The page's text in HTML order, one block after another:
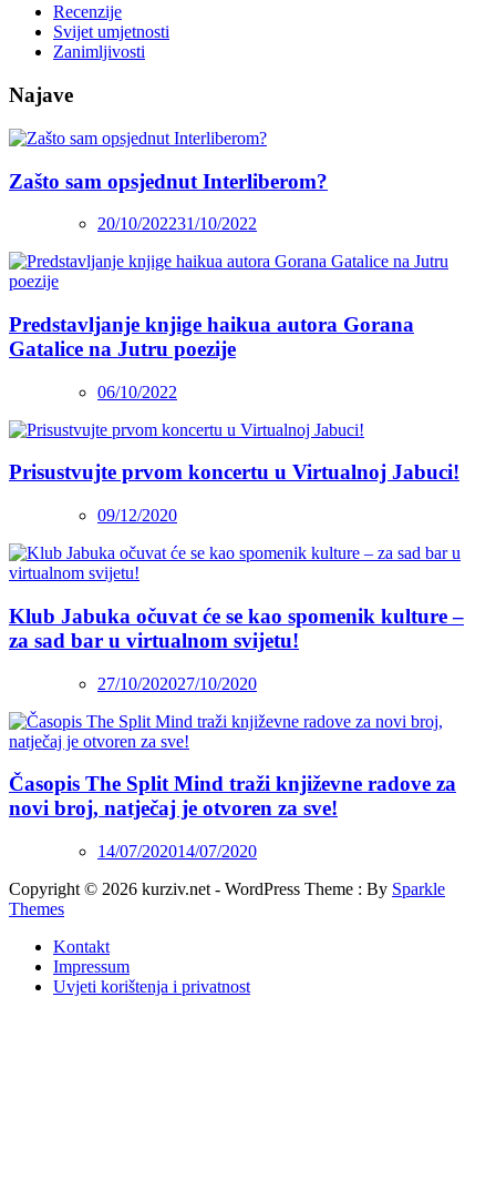
Recenzije
Svijet umjetnosti
Zanimljivosti
Najave
Zašto sam opsjednut Interliberom?
20/10/202231/10/2022
Predstavljanje knjige haikua autora Gorana
Gatalice na Jutru poezije
06/10/2022
Prisustvujte prvom koncertu u Virtualnoj Jabuci!
09/12/2020
Klub Jabuka očuvat će se kao spomenik kulture –
za sad bar u virtualnom svijetu!
27/10/202027/10/2020
Časopis The Split Mind traži književne radove za
novi broj, natječaj je otvoren za sve!
14/07/202014/07/2020
Copyright © 2026 kurziv.net - WordPress Theme : By Sparkle
Themes
Kontakt
Impressum
Uvjeti korištenja i privatnost